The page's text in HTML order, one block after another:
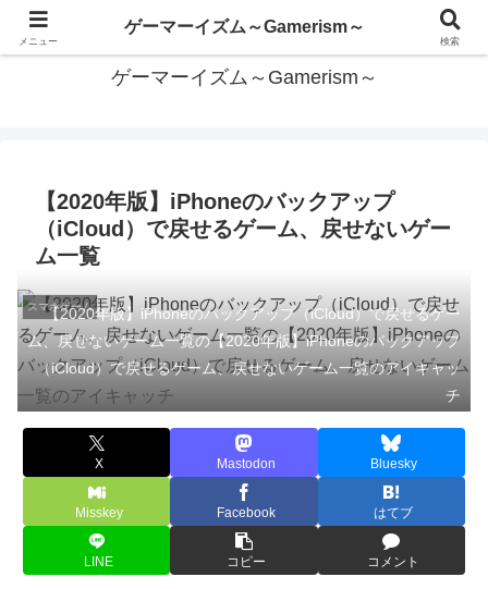
あらゆるゲームを遊びつくしたい
ゲーマーイズム～Gamerism～
【2020年版】iPhoneのバックアップ
（iCloud）で戻せるゲーム、戻せないゲー
ム一覧
スマホゲーム
【2020年版】iPhoneのバックアップ（iCloud）で戻せるゲー
ム、戻せないゲーム一覧の【2020年版】iPhoneのバックアップ
（iCloud）で戻せるゲーム、戻せないゲーム一覧のアイキャッ
チ
X Mastodon Bluesky
Misskey Facebook はてブ
LINE コピー コメント
メニュー
ゲーマーイズム～Gamerism～
検索